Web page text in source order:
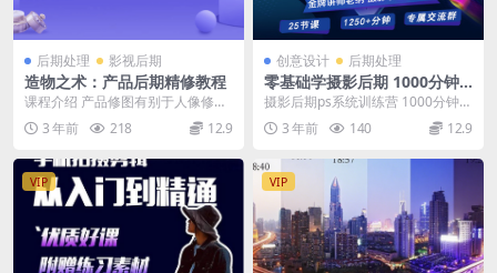
后期处理 影视后期
造物之术：产品后期精修教程
课程介绍 产品修图有别于人像修
图，除了需要体现美感，气氛，品
质感这些软功以外，还...
3 年前 218 12.9
创意设计 后期处理
零基础学摄影后期 1000分钟
干货
摄影后期ps系统训练营 1000分钟
摄影后期ps系统训练营 1000分钟
打开...3 年前 140 12.9
VIP VIP